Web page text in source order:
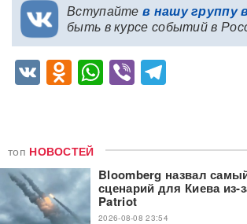
Вступайте в нашу группу
быть в курсе событий в
VKOdnoklassniki
WhatsApp
Viber
топ НОВОСТЕЙ
Bloomberg назвал
сценарий для Киева из-
Patriot
2026-08-08 23:54